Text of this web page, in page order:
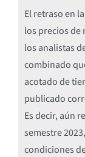
El retraso en
los precios
los analistas
combinado
acotado de
publicado
Es decir, aún
semestre
condiciones